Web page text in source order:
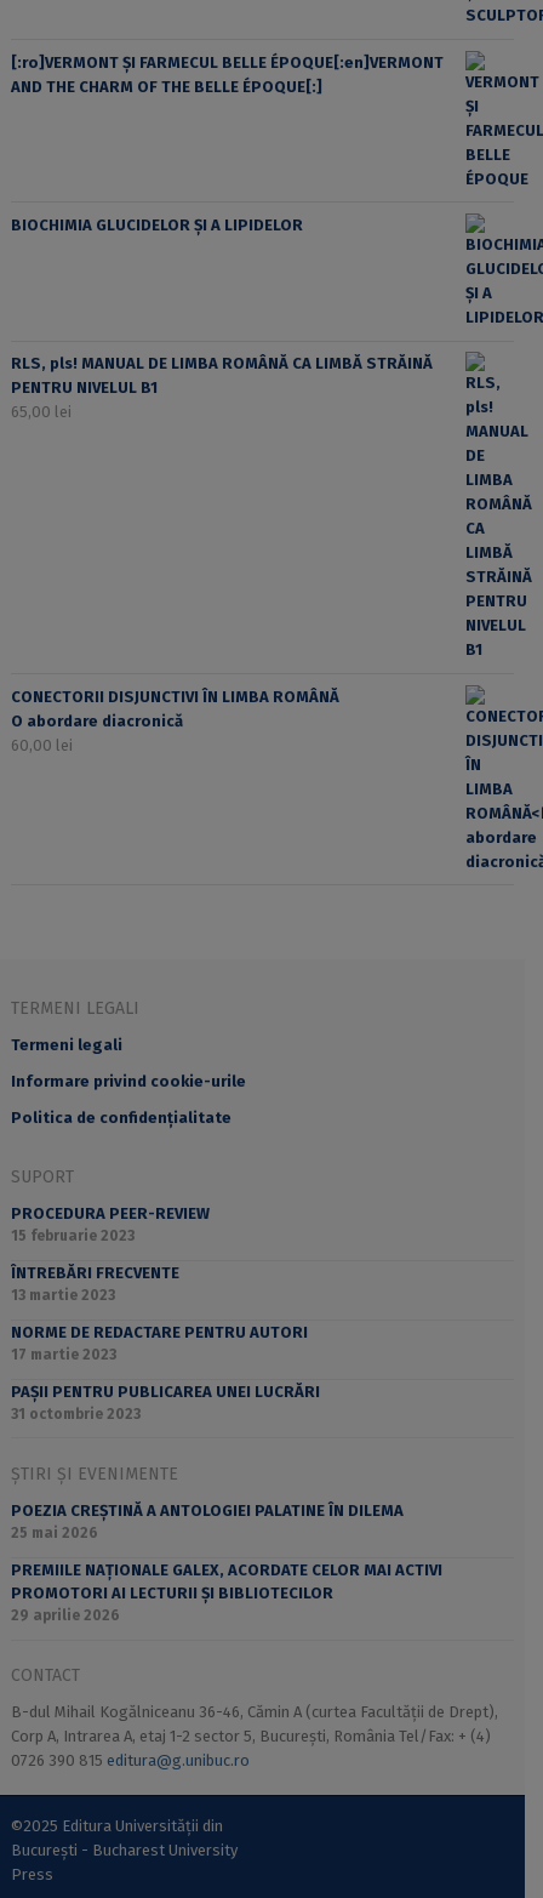
[:ro]VERMONT ȘI FARMECUL BELLE ÉPOQUE[:en]VERMONT
AND THE CHARM OF THE BELLE ÉPOQUE[:]
BIOCHIMIA GLUCIDELOR ȘI A LIPIDELOR
RLS, pls! MANUAL DE LIMBA ROMÂNĂ CA LIMBĂ STRĂINĂ
PENTRU NIVELUL B1
65,00 lei
CONECTORII DISJUNCTIVI ÎN LIMBA ROMÂNĂ
O abordare diacronică
60,00 lei
TERMENI LEGALI
Termeni legali
Informare privind cookie-urile
Politica de confidențialitate
SUPORT
PROCEDURA PEER-REVIEW
15 februarie 2023
ÎNTREBĂRI FRECVENTE
13 martie 2023
NORME DE REDACTARE PENTRU AUTORI
17 martie 2023
PAȘII PENTRU PUBLICAREA UNEI LUCRĂRI
31 octombrie 2023
ȘTIRI ȘI EVENIMENTE
POEZIA CREȘTINĂ A ANTOLOGIEI PALATINE ÎN DILEMA
25 mai 2026
PREMIILE NAȚIONALE GALEX, ACORDATE CELOR MAI ACTIVI
PROMOTORI AI LECTURII ȘI BIBLIOTECILOR
29 aprilie 2026
CONTACT
B-dul Mihail Kogălniceanu 36-46, Cămin A (curtea Facultății de Drept),
Corp A, Intrarea A, etaj 1-2 sector 5, București, România Tel/Fax: + (4)
0726 390 815 editura@g.unibuc.ro
©2025 Editura Universității din
București - Bucharest University
Press